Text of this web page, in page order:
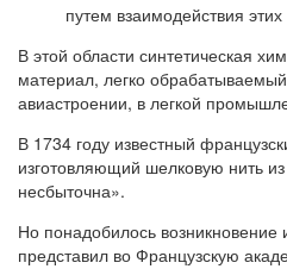
путем взаимодействия
В этой области синтетическая
материал, легко
авиастроении, в легкой
В 1734 году известный
изготовляющий шелковую нить
несбыточна».
Но понадобилось
представил во Французскую